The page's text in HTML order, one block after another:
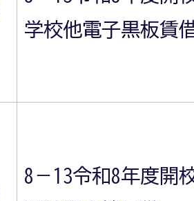
学校他電子黒板賃
8－13令和8年度開